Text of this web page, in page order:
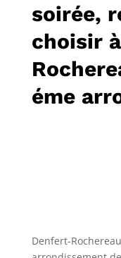
soirée,
choisir
éme
Denfert-